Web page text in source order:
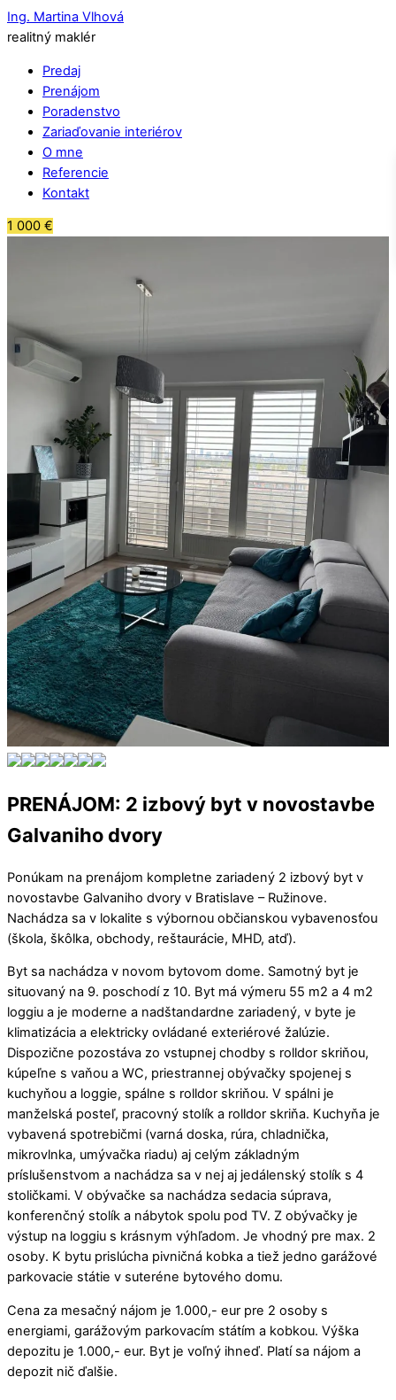
Ing. Martina Vlhová
realitný maklér
Predaj
Prenájom
Poradenstvo
Zariaďovanie interiérov
O mne
Referencie
Kontakt
1 000 €
PRENÁJOM: 2 izbový byt v novostavbe
Galvaniho dvory
Ponúkam na prenájom kompletne zariadený 2 izbový byt v
novostavbe Galvaniho dvory v Bratislave – Ružinove.
Nachádza sa v lokalite s výbornou občianskou vybavenosťou
(škola, škôlka, obchody, reštaurácie, MHD, atď).
Byt sa nachádza v novom bytovom dome. Samotný byt je
situovaný na 9. poschodí z 10. Byt má výmeru 55 m2 a 4 m2
loggiu a je moderne a nadštandardne zariadený, v byte je
klimatizácia a elektricky ovládané exteriérové žalúzie.
Dispozične pozostáva zo vstupnej chodby s rolldor skriňou,
kúpeľne s vaňou a WC, priestrannej obývačky spojenej s
kuchyňou a loggie, spálne s rolldor skriňou. V spálni je
manželská posteľ, pracovný stolík a rolldor skriňa. Kuchyňa je
vybavená spotrebičmi (varná doska, rúra, chladnička,
mikrovlnka, umývačka riadu) aj celým základným
príslušenstvom a nachádza sa v nej aj jedálenský stolík s 4
stoličkami. V obývačke sa nachádza sedacia súprava,
konferenčný stolík a nábytok spolu pod TV. Z obývačky je
výstup na loggiu s krásnym výhľadom. Je vhodný pre max. 2
osoby. K bytu prislúcha pivničná kobka a tiež jedno garážové
parkovacie státie v suteréne bytového domu.
Cena za mesačný nájom je 1.000,- eur pre 2 osoby s
energiami, garážovým parkovacím státím a kobkou. Výška
depozitu je 1.000,- eur. Byt je voľný ihneď. Platí sa nájom a
depozit nič ďalšie.